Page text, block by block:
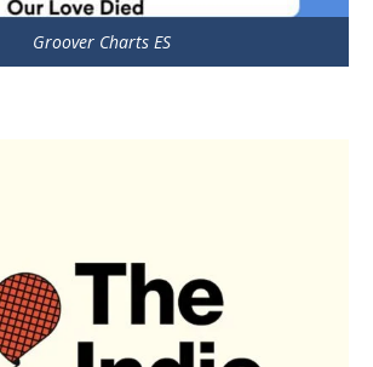
Groover Charts ES